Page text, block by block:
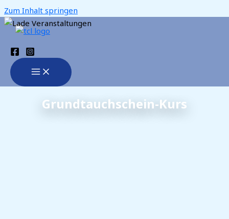
Zum Inhalt springen
Grundtauchschein-Kurs